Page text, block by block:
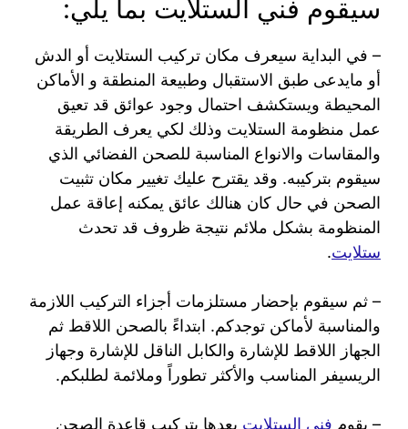
سيقوم فني الستلايت بما يلي:
– في البداية سيعرف مكان تركيب الستلايت أو الدش
أو مايدعى طبق الاستقبال وطبيعة المنطقة و الأماكن
المحيطة ويستكشف احتمال وجود عوائق قد تعيق
عمل منظومة الستلايت وذلك لكي يعرف الطريقة
والمقاسات والانواع المناسبة للصحن الفضائي الذي
سيقوم بتركيبه. وقد يقترح عليك تغيير مكان تثبيت
الصحن في حال كان هنالك عائق يمكنه إعاقة عمل
المنظومة بشكل ملائم نتيجة ظروف قد تحدث
ستلايت.
– ثم سيقوم بإحضار مستلزمات أجزاء التركيب اللازمة
والمناسبة لأماكن توجدكم. ابتداءً بالصحن اللاقط ثم
الجهاز اللاقط للإشارة والكابل الناقل للإشارة وجهاز
الريسيفر المناسب والأكثر تطوراً وملائمة لطلبكم.
– يقوم فني الستلايت بعدها بتركيب قاعدة الصحن